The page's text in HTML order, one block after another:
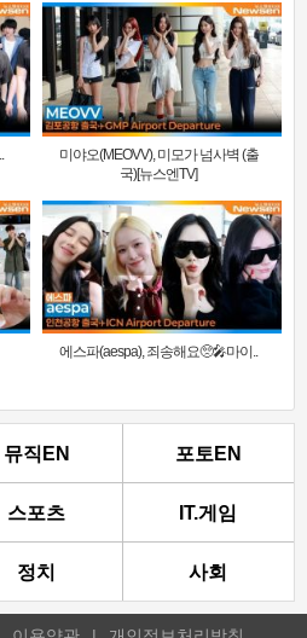
미야오(MEOVV), 미모가 넘사벽 (출
국)[뉴스엔TV]
에스파(aespa), 죄송해요🥺🎤마이..
뮤직EN 포토EN
스포츠 IT.게임
정치 사회